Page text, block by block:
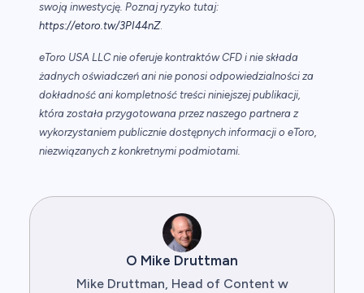
swoją inwestycję. Poznaj ryzyko tutaj:
https://etoro.tw/3PI44nZ.
eToro USA LLC nie oferuje kontraktów CFD i nie składa
żadnych oświadczeń ani nie ponosi odpowiedzialności za
dokładność ani kompletność treści niniejszej publikacji,
która została przygotowana przez naszego partnera z
wykorzystaniem publicznie dostępnych informacji o eToro,
niezwiązanych z konkretnymi podmiotami.
O Mike Druttman
Mike Druttman, Head of Content w